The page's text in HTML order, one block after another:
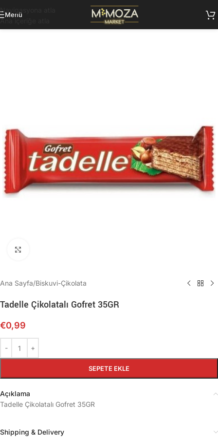
Navigasyona atla
Ana içeriğe atla
Menü
Ana Sayfa/Biskuvi-Çikolata
Tadelle Çikolatalı Gofret 35GR
€0,99
SEPETE EKLE
Açıklama
Tadelle Çikolatalı Gofret 35GR
Shipping & Delivery